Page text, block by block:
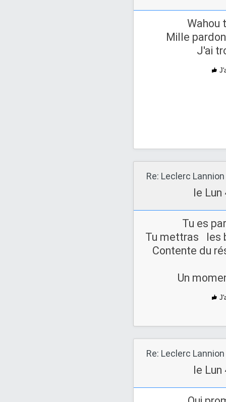
Wahou
Mille
J'ai
Re: Leclerc Lannion
le Lun
Tu es
Tu mettras les
Contente du
Un
Re: Leclerc Lannion
le Lun